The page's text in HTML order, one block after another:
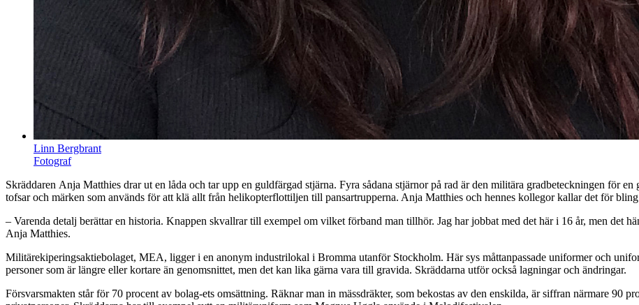
Linn Bergbrant
Fotograf
Skräddaren Anja Matthies drar ut en låda och tar upp en guldfärgad stjärna. Fyra sådana stjärnor på rad är den militära gradbeteckningen för
tofsar och märken som används för att klä allt från helikopterflottiljen till pansartrupperna. Anja Matthies och hennes kollegor kallar det förbling
– Varenda detalj berättar en historia. Knappen skvallrar till exempel om vilket förband man tillhör. Jag har jobbat med det här i 16 år, men det
Anja Matthies.
Militärekiperingsaktiebolaget, MEA, ligger i en anonym industrilokal i Bromma utanför Stockholm. Här sys måttanpassade uniformer och
personer som är längre eller kortare än genomsnittet, men det kan lika gärna vara till gravida. Skräddarna utför också lagningar och ändringar.
Försvarsmakten står för 70 procent av bolag-ets omsättning. Räknar man in mässdräkter, som bekostas av den enskilda, är siffran närmare 90